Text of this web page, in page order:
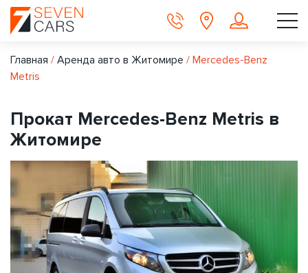
Главная / Аренда авто в Житомире / Mercedes-Benz
Metris
Прокат Mercedes-Benz Metris в
Житомире